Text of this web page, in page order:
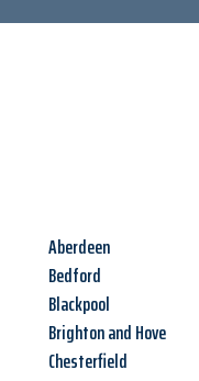
Aberdeen
Bedford
Blackpool
Brighton and Hove
Chesterfield